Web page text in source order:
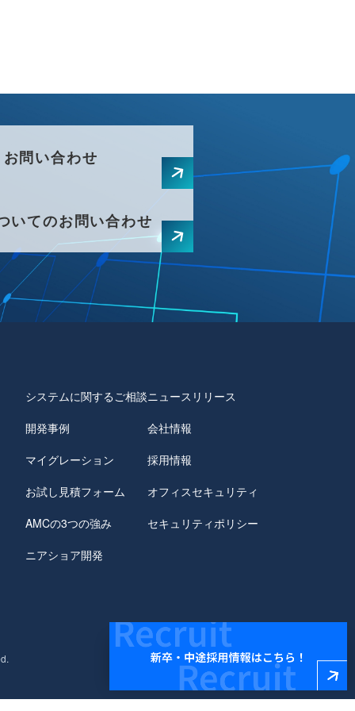
お問い合わせ
いてのお問い合わせ
システムに関するご相談
開発事例
マイグレーション
お試し見積フォーム
AMCの3つの強み
ニアショア開発
ニュースリリース
会社情報
採用情報
オフィスセキュリティ
セキュリティポリシー